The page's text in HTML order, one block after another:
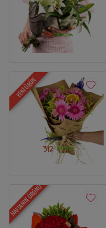
YENİ ÜRÜN
HAFTANIN ÜRÜNÜ